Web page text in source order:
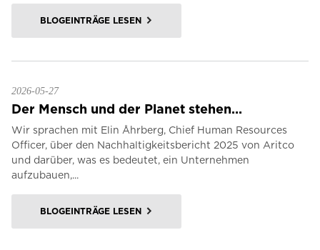
BLOGEINTRÄGE LESEN
2026-05-27
Der Mensch und der Planet stehen...
Wir sprachen mit Elin Åhrberg, Chief Human Resources
Officer, über den Nachhaltigkeitsbericht 2025 von Aritco
und darüber, was es bedeutet, ein Unternehmen
aufzubauen,...
BLOGEINTRÄGE LESEN